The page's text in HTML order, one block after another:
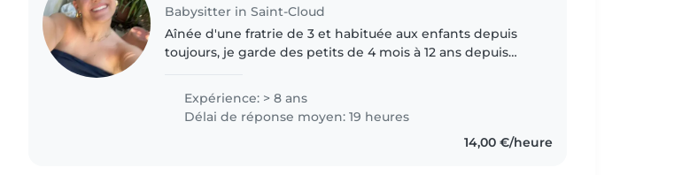
Babysitter in Saint-Cloud
Aînée d'une fratrie de 3 et habituée aux enfants depuis
toujours, je garde des petits de 4 mois à 12 ans depuis
Expérience: > 8 ans
Délai de réponse moyen: 19 heures
14,00 €/heure